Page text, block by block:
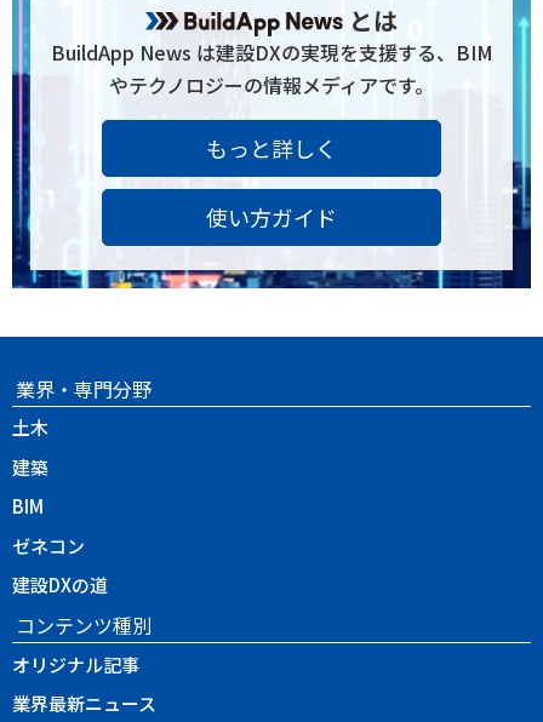
とは
BuildApp News は建設DXの実現を支援する、BIM
やテクノロジーの情報メディアです。
もっと詳しく
使い方ガイド
業界・専門分野
土木
建築
BIM
ゼネコン
建設DXの道
コンテンツ種別
オリジナル記事
業界最新ニュース